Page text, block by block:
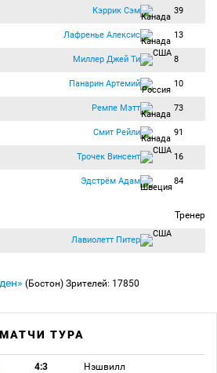
Кэррик Сэм 39
Лафренье Алексис 13
Миллер Джей Ти 8
Панарин Артемий 10
Ремпе Мэтт 73
Смит Рейли 91
Трочек Винсент 16
Эдстрём Адам 84
Тренер
Лавиолетт Питер
(Бостон) Зрителей: 17850
МАТЧИ ТУРА
4:3 Нэшвилл